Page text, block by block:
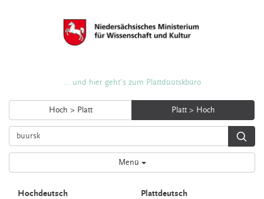
... und hier geht's zum Plattdüütskbüro
Hoch > Platt Platt > Hoch
Menü
Hochdeutsch Plattdeutsch